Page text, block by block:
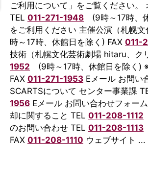
ご利用について」をご覧ください
TEL 011-271-1948 (9時～17時、
をご利用ください 主催公演（札幌
時～17時、休館日を除く) FAX 011-
技術（札幌文化芸術劇場 hitaru、ク
1952 (9時～17時、休館日を除く)
FAX 011-271-1953 Eメール お問い
SCARTSについて センター事業課
1956 Eメール お問い合わせフォー
却に関すること TEL 011-208-1112
のお問い合わせ TEL 011-208-1113
FAX 011-208-1110 ウェブサイト ...